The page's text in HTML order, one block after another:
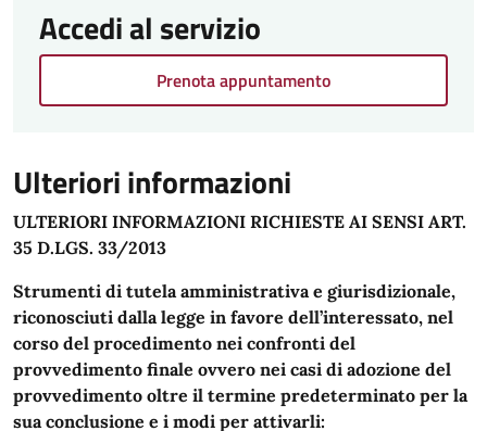
Accedi al servizio
Prenota appuntamento
Ulteriori informazioni
ULTERIORI INFORMAZIONI RICHIESTE AI SENSI ART.
35 D.LGS. 33/2013
Strumenti di tutela amministrativa e giurisdizionale,
riconosciuti dalla legge in favore dell’interessato, nel
corso del procedimento nei confronti del
provvedimento finale ovvero nei casi di adozione del
provvedimento oltre il termine predeterminato per la
sua conclusione e i modi per attivarli: